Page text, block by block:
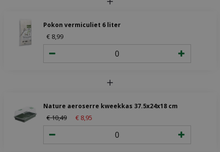
Pokon vermiculiet 6 liter
€ 8 99
Nature aeroserre kweekkas 37.5x24x18 cm
€10,49 € 8 95